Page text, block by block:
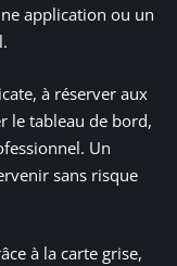
application ou un
à réserver aux
le tableau de bord,
Un
sans risque
à la carte grise,